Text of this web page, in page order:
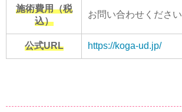
施術費用（税
込）
お問い合わせください
公式URL https://koga-ud.jp/